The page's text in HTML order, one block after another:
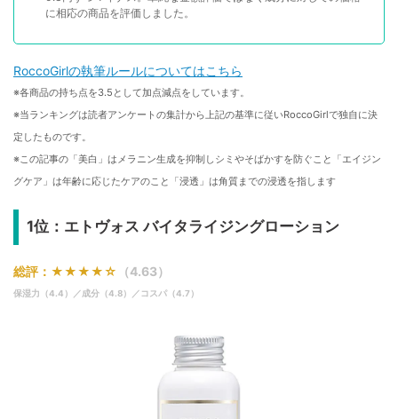
に相応の商品を評価しました。
RoccoGirlの執筆ルールについてはこちら
※各商品の持ち点を3.5として加点減点をしています。
※当ランキングは読者アンケートの集計から上記の基準に従いRoccoGirlで独自に決
定したものです。
※この記事の「美白」はメラニン生成を抑制しシミやそばかすを防ぐこと「エイジン
グケア」は年齢に応じたケアのこと「浸透」は角質までの浸透を指します
1位：エトヴォス バイタライジングローション
総評：★★★★☆ （4.63）
保湿力（4.4）／成分（4.8）／コスパ（4.7）